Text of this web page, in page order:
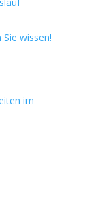
wissen!
im